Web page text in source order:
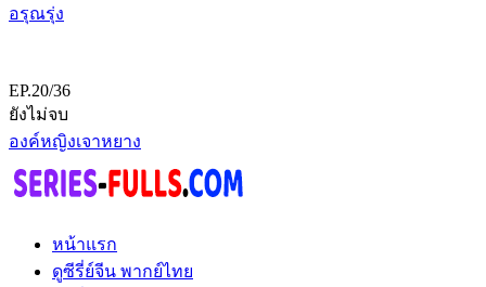
อรุณรุ่ง
EP.20/36
ยังไม่จบ
องค์หญิงเจาหยาง
หน้าแรก
ดูซีรี่ย์จีน พากย์ไทย